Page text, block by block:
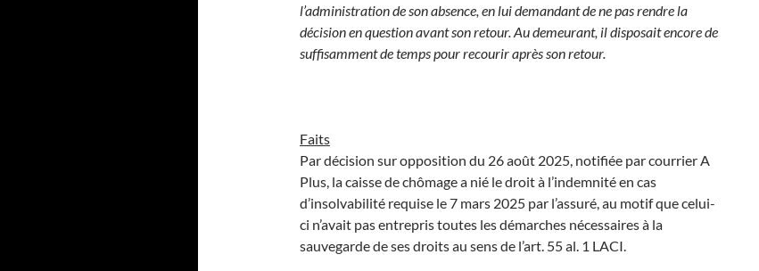
l’administration de son absence, en lui demandant de ne pas rendre la
décision en question avant son retour. Au demeurant, il disposait encore de
suffisamment de temps pour recourir après son retour.
Faits
Par décision sur opposition du 26 août 2025, notifiée par courrier A
Plus, la caisse de chômage a nié le droit à l’indemnité en cas
d’insolvabilité requise le 7 mars 2025 par l’assuré, au motif que celui-
ci n’avait pas entrepris toutes les démarches nécessaires à la
sauvegarde de ses droits au sens de l’art. 55 al. 1 LACI.